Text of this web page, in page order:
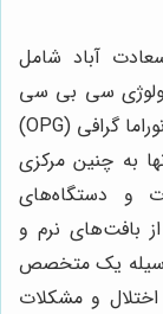
آباد شامل
سی بی سی
تی (CBCT)، سی تی اسکن (CT SCAN) و پانوراما گرافی (OPG)
به چنین مرکزی
و دستگاه‌های
بافت‌های نرم و
یک متخصص
و مشکلات